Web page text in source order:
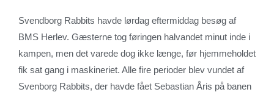
Svendborg Rabbits havde lørdag eftermiddag besøg af
BMS Herlev. Gæsterne tog føringen halvandet minut inde i
kampen, men det varede dog ikke længe, før hjemmeholdet
fik sat gang i maskineriet. Alle fire perioder blev vundet af
Svenborg Rabbits, der havde fået Sebastian Åris på banen